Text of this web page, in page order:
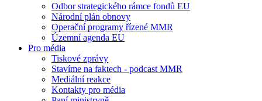
Odbor strategického rámce fondů EU
Národní plán obnovy
Operační programy řízené MMR
Územní agenda EU
Pro média
Tiskové zprávy
Stavíme na faktech - podcast MMR
Mediální reakce
Kontakty pro média